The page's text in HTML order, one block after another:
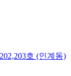
호 (인계동)